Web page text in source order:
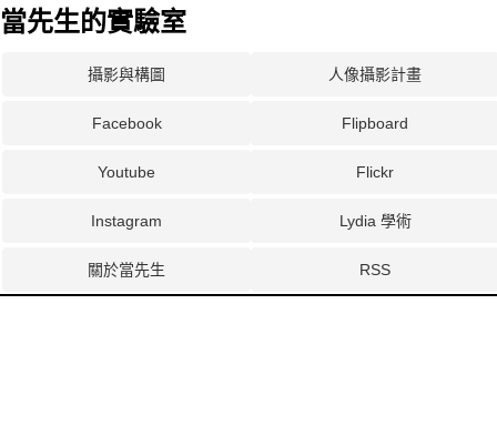
當先生的實驗室
攝影與構圖 人像攝影計畫
Facebook Flipboard
Youtube Flickr
Instagram Lydia 學術
關於當先生 RSS